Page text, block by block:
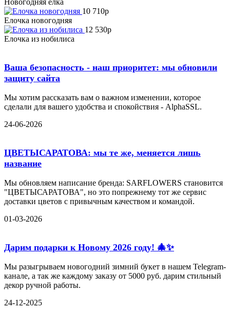
10 710p
Елочка новогодняя
12 530p
Елочка из нобилиса
Ваша безопасность - наш приоритет: мы обновили
защиту сайта
Мы хотим рассказать вам о важном изменении, которое
сделали для вашего удобства и спокойствия - AlphaSSL.
24-06-2026
ЦВЕТЫСАРАТОВА: мы те же, меняется лишь
название
Мы обновляем написание бренда: SARFLOWERS становится
"ЦВЕТЫСАРАТОВА", но это попрежнему тот же сервис
доставки цветов с привычным качеством и командой.
01-03-2026
Дарим подарки к Новому 2026 году! 🎄✨
Мы разыгрываем новогодний зимний букет в нашем Telegram-
канале, а так же каждому заказу от 5000 руб. дарим стильный
декор ручной работы.
24-12-2025